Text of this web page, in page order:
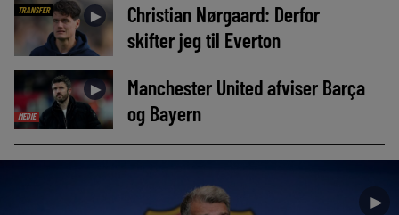
TRANSFER ►
Christian Nørgaard: Derfor
skifter jeg til Everton
MEDIE
►
Manchester United afviser Barça
og Bayern
►